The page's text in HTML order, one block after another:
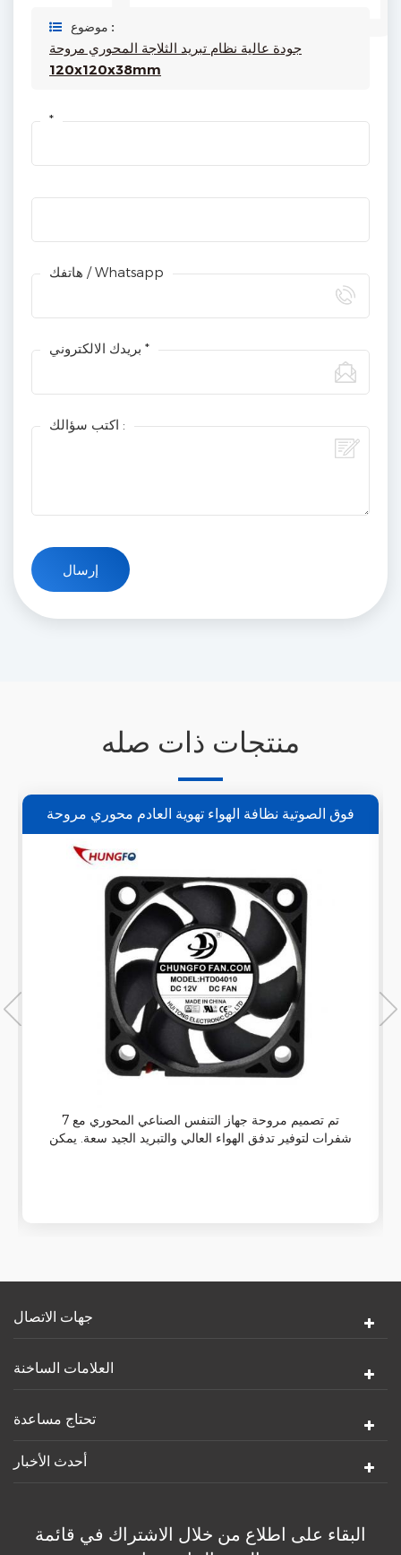
موضوع :
جودة عالية نظام تبريد الثلاجة المحوري مروحة
120x120x38mm
*
هاتفك / Whatsapp
بريدك الالكتروني *
اكتب سؤالك :
منتجات ذات صله
فوق الصوتية نظافة الهواء تهوية العادم محوري مروحة
تم تصميم مروحة جهاز التنفس الصناعي المحوري مع 7
شفرات لتوفير تدفق الهواء العالي والتبريد الجيد سعة. يمكن
جهات الاتصال
العلامات الساخنة
تحتاج مساعدة
أحدث الأخبار
البقاء على اطلاع من خلال الاشتراك في قائمة